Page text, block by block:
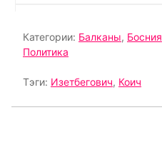
Категории: Балканы, Босния
Политика
Тэги: Изетбегович, Коич